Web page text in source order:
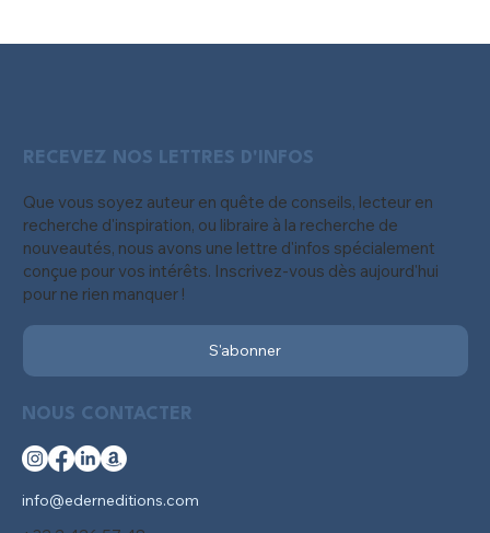
NOUS CONTACTER
info@ederneditions.com
RECEVEZ NOS LETTRES D'INFOS
Que vous soyez auteur en quête de conseils, lecteur en
recherche d'inspiration, ou libraire à la recherche de
nouveautés, nous avons une lettre d'infos spécialement
conçue pour vos intérêts. Inscrivez-vous dès aujourd'hui
pour ne rien manquer !
S'abonner